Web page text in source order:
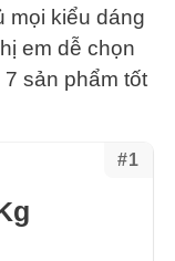
mọi kiểu dáng
em dễ chọn
sản phẩm tốt
#1